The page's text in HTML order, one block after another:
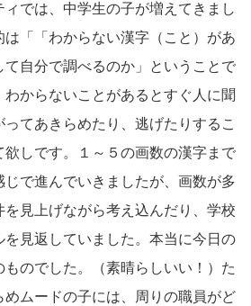
ィでは、中学生の子が増えてきまし
「「わからない漢字（こと）があ
て自分で調べるのか」ということで
からないことがあるとすぐ人に聞
てあきらめたり、逃げたりするこ
欲しです。１～５の画数の漢字まで
で進んでいきましたが、画数が多
を見上げながら考え込んだり、学校
を見返していました。本当に今日の
のでした。（素晴らしいい！）た
めムードの子には、周りの職員がど